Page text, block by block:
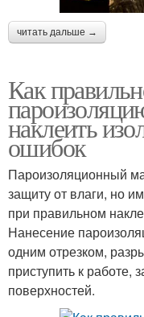
читать дальше →
Как
наклеить
ошибок
Пароизоляционный
защиту от влаги, но
при правильном
Нанесение
одним отрезком,
приступить к
поверхностей.